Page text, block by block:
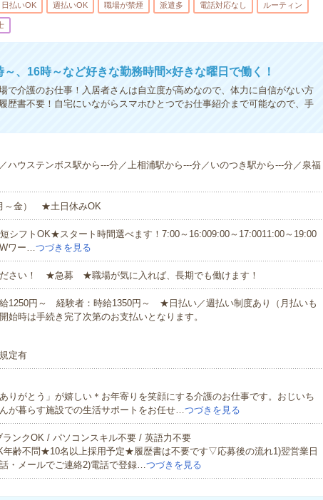
日払いOK 週払いOK 職場が禁煙 派遣多 電話対応なし ルーティン
、16時～など好きな勤務時間×好きな曜日で働く！
で介護のお仕事！入居者さんは自立度が高めなので、体力に自信がない方
歴書不要！自宅にいながらスマホひとつでお仕事紹介まで可能なので、手
ハウステンボス駅から---分／上相浦駅から---分／いのつき駅から---分／泉福
～金） ★土日休みOK
シフトOK★スタート時間選べます！7:00～16:009:00～17:0011:00～19:00
ワー…つづきを見る
ださい！ ★急募 ★職場が気に入れば、長期でも働けます！
1250円～ 経験者：時給1350円～ ★日払い／週払い制度あり（月払いも
始時は手続き完了次第のお支払いとなります。
定有
りがとう」が嬉しい＊お年寄りを笑顔にする介護のお仕事です。おじいち
が暮らす施設での生活サポートをお任せ…つづきを見る
ンクOK / パソコンスキル不要 / 英語力不要
年齢不問★10名以上採用予定★履歴書は不要です▽応募後の流れ1)翌営業日
・メールでご連絡2)電話で登録…つづきを見る